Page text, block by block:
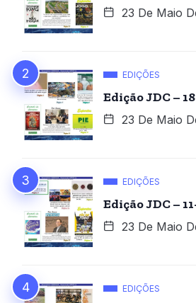
23 De Maio
EDIÇÕES
Edição JDC –
23 De Maio
EDIÇÕES
Edição JDC –
23 De Maio
EDIÇÕES